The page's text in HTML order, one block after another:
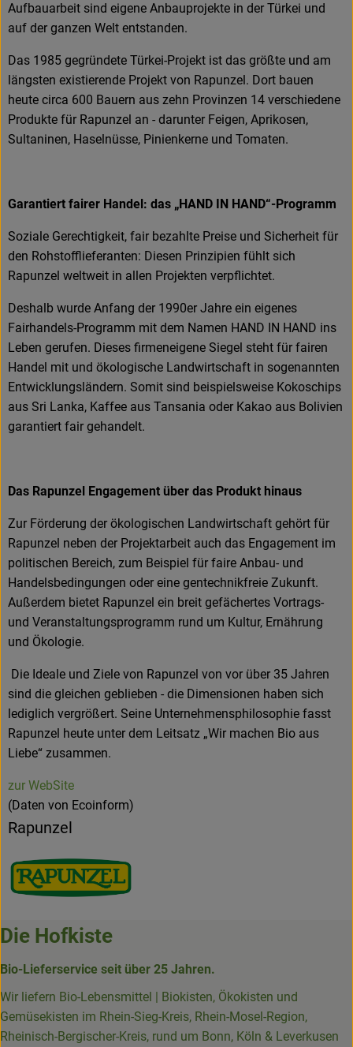
Aufbauarbeit sind eigene Anbauprojekte in der Türkei und
auf der ganzen Welt entstanden.
Das 1985 gegründete Türkei-Projekt ist das größte und am
längsten existierende Projekt von Rapunzel. Dort bauen
heute circa 600 Bauern aus zehn Provinzen 14 verschiedene
Produkte für Rapunzel an - darunter Feigen, Aprikosen,
Sultaninen, Haselnüsse, Pinienkerne und Tomaten.
Garantiert fairer Handel: das „HAND IN HAND“-Programm
Soziale Gerechtigkeit, fair bezahlte Preise und Sicherheit für
den Rohstofflieferanten: Diesen Prinzipien fühlt sich
Rapunzel weltweit in allen Projekten verpflichtet.
Deshalb wurde Anfang der 1990er Jahre ein eigenes
Fairhandels-Programm mit dem Namen HAND IN HAND ins
Leben gerufen. Dieses firmeneigene Siegel steht für fairen
Handel mit und ökologische Landwirtschaft in sogenannten
Entwicklungsländern. Somit sind beispielsweise Kokoschips
aus Sri Lanka, Kaffee aus Tansania oder Kakao aus Bolivien
garantiert fair gehandelt.
Das Rapunzel Engagement über das Produkt hinaus
Zur Förderung der ökologischen Landwirtschaft gehört für
Rapunzel neben der Projektarbeit auch das Engagement im
politischen Bereich, zum Beispiel für faire Anbau- und
Handelsbedingungen oder eine gentechnikfreie Zukunft.
Außerdem bietet Rapunzel ein breit gefächertes Vortrags-
und Veranstaltungsprogramm rund um Kultur, Ernährung
und Ökologie.
Die Ideale und Ziele von Rapunzel von vor über 35 Jahren
sind die gleichen geblieben - die Dimensionen haben sich
lediglich vergrößert. Seine Unternehmensphilosophie fasst
Rapunzel heute unter dem Leitsatz „Wir machen Bio aus
Liebe“ zusammen.
zur WebSite
(Daten von Ecoinform)
Rapunzel
Die Hofkiste
Bio-Lieferservice seit über 25 Jahren.
Wir liefern Bio-Lebensmittel | Biokisten, Ökokisten und
Gemüsekisten im Rhein-Sieg-Kreis, Rhein-Mosel-Region,
Rheinisch-Bergischer-Kreis, rund um Bonn, Köln & Leverkusen